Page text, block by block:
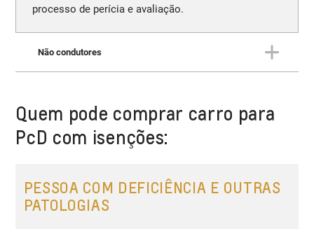
processo de perícia e avaliação.
Não condutores
DEFICIÊNCIA estáincapacitado de conduzir o
veículo
, por um impendimento de sua própria
deficiência para a atividade. É necessário passar por
SUS ou clínica do DETRAN. O laudo médico definirá
deficiência e CID.
Quem pode comprar carro para
PcD com isenções:
PESSOA COM DEFICIÊNCIA E OUTRAS
PATOLOGIAS